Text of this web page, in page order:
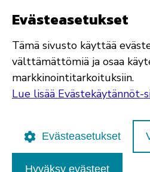
Evästeasetukset
Tämä sivusto käyttää
välttämättömiä ja osaa
markkinointitarkoituksiin.
Lue lisää Evästekäytännöt-
Evästeasetukset
Hyväksy evästeet